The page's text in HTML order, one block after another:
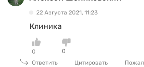
22 Августа 2021, 11:23
Клиника
0
0
Ответить
Цитировать